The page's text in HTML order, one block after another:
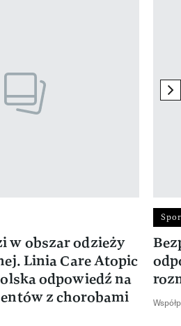
w obszar odzieży
Linia Care Atopic
odpowiedź na
z chorobami